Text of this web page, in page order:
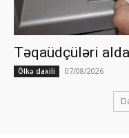
Təqaüdçüləri
Ölkə daxili 07/08/2026